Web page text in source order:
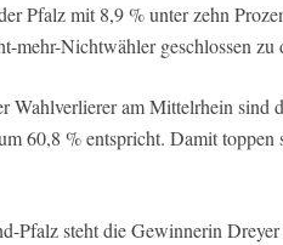
Pfalz mit 8,9 % unter zehn
mehr-Nichtwähler geschlossen
Wahlverlierer am Mittelrhein sind
60,8 % entspricht. Damit
Pfalz steht die Gewinnerin